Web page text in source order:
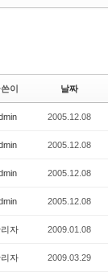
이 날짜
2005.12.08
2005.12.08
2005.12.08
2005.12.08
자 2009.01.08
자 2009.03.29